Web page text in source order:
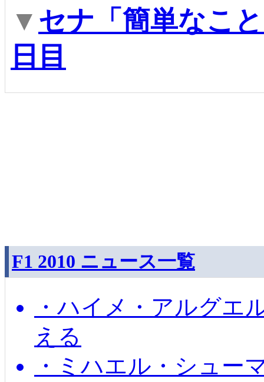
▼ セナ「簡単なこ
日目
F1 2010 ニュース一覧
・ハイメ・アルグエ
える
・ミハエル・シュー